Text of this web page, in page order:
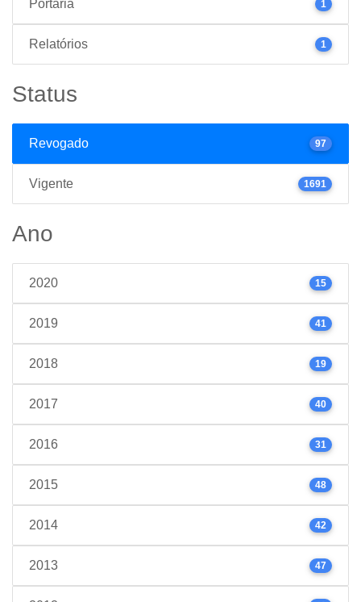
Portaria 1
Relatórios 1
Status
Revogado 97
Vigente 1691
Ano
2020 15
2019 41
2018 19
2017 40
2016 31
2015 48
2014 42
2013 47